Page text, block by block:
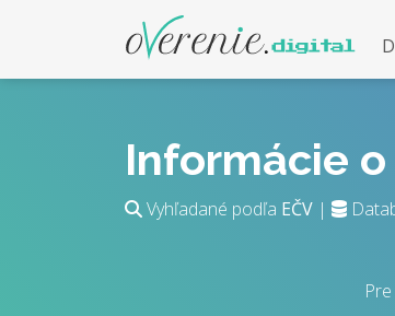
Informácie
Vyhľadané podľa EČV |